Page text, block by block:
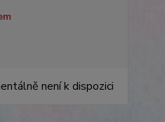
není k dispozici